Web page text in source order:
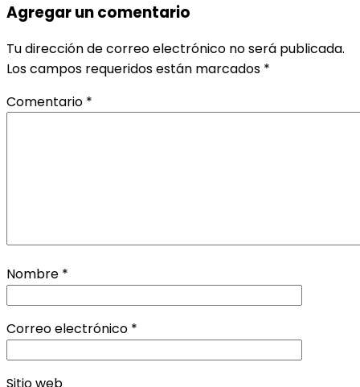
Agregar un comentario
Tu dirección de correo electrónico no será publicada.
Los campos requeridos están marcados *
Comentario *
Nombre *
Correo electrónico *